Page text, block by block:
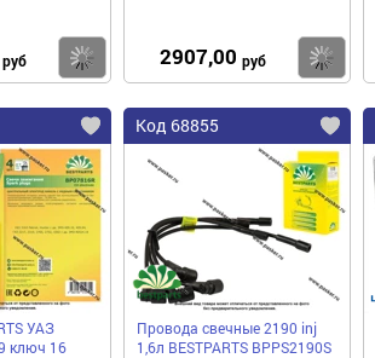
руб Купить
2907,00 руб
УАЗ
ключ 16
Код 68855
Провода свечные 2190 inj
1,6л BESTPARTS BPPS2190S